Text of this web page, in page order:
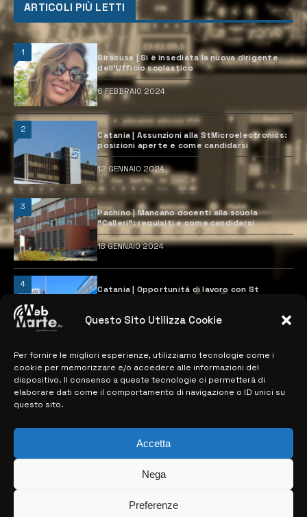
Questo Sito Utilizza Cookie
Per fornire le migliori esperienze, utilizziamo tecnologie come i
cookie per memorizzare e/o accedere alle informazioni del
dispositivo. Il consenso a queste tecnologie ci permetterà di
elaborare dati come il comportamento di navigazione o ID unici su
questo sito.
Accetta
Nega
Preferenze
ARTICOLI PIÙ LETTI
1
Siracusa | Si è insediata la nuova dirigente
dell’Ufficio scolastico
6 FEBBRAIO 2024
2
Catania | Assunzioni alla StMicroelectronics:
posizioni aperte e come candidarsi
12 GENNAIO 2024
3
Pachino | Mancano docenti alla scuola
“Calleri”: requisiti e come candidarsi
18 GENNAIO 2024
4
Catania | Opportunità di lavoro con St
28 MARZO 2024
MAPPA DEL SITO
> NOTIZIE
> CONTATTI